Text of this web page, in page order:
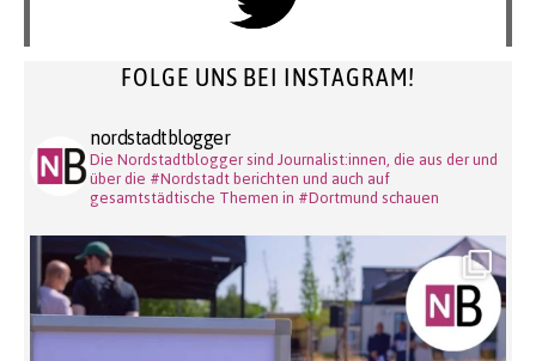
FOLGE UNS BEI INSTAGRAM!
nordstadtblogger
Die Nordstadtblogger sind Journalist:innen, die aus der und
über die #Nordstadt berichten und auch auf
gesamtstädtische Themen in #Dortmund schauen